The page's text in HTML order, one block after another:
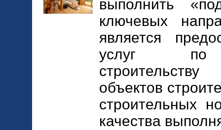
выполнить
ключевых
является
услуг по
объектов
строительных
качества